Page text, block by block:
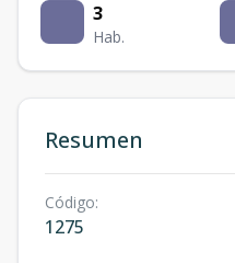
3
Hab.
Resumen
Código:
1275